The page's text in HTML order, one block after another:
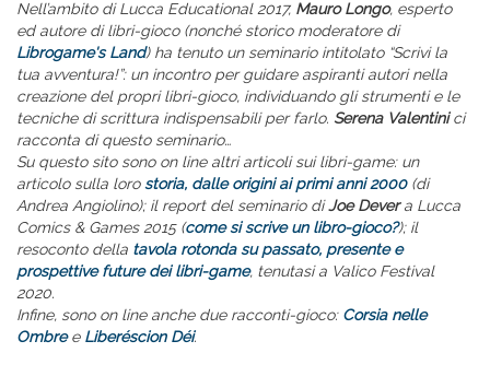
Nell’ambito di Lucca Educational 2017, Mauro Longo, esperto
ed autore di libri-gioco (nonché storico moderatore di
Librogame's Land) ha tenuto un seminario intitolato “Scrivi la
tua avventura!”: un incontro per guidare aspiranti autori nella
creazione del propri libri-gioco, individuando gli strumenti e le
tecniche di scrittura indispensabili per farlo. Serena Valentinici
racconta di questo seminario…
Su questo sito sono on line altri articoli sui libri-game: un
articolo sulla lorostoria, dalle origini ai primi anni 2000(di
Andrea Angiolino); il report del seminario diJoe Devera Lucca
Comics & Games 2015 (come si scrive un libro-gioco?); il
resoconto della tavola rotonda su passato, presente e
prospettive future dei libri-game, tenutasi a Valico Festival
2020.
Infine, sono on line anche due racconti-gioco: Corsia nelle
Ombree Liberéscion Déi.